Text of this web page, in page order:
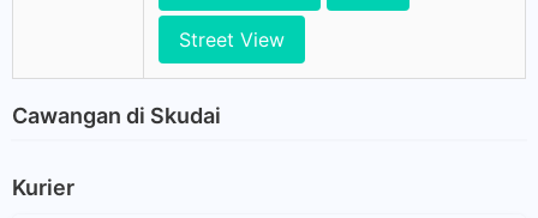
Street View
Cawangan di Skudai
Kurier